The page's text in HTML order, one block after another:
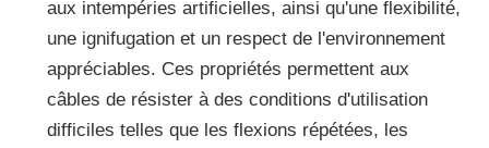
aux intempéries artificielles, ainsi qu'une flexibilité,
une ignifugation et un respect de l'environnement
appréciables. Ces propriétés permettent aux
câbles de résister à des conditions d'utilisation
difficiles telles que les flexions répétées, les